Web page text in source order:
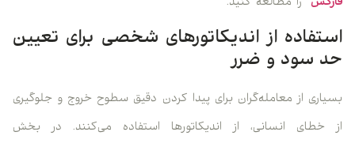
استفاده از اندیکاتورهای شخصی‌ برای تعیین
حد سود و ضرر
بسیاری از معامله‌گران برای پیدا کردن دقیق سطوح خروج و جلوگیری
از خطای انسانی، از اندیکاتورها استفاده می‌کنند. در بخش